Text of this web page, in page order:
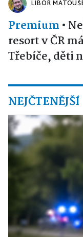
LIBOR
Premium •
resort v ČR
Třebíče, děti
NEJČTENĚJŠÍ